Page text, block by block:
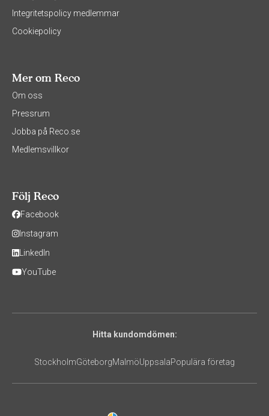
Integritetspolicy medlemmar
Cookiepolicy
Mer om Reco
Om oss
Pressrum
Jobba på Reco.se
Medlemsvillkor
Följ Reco
Facebook
Instagram
LinkedIn
YouTube
Hitta kundomdömen:
StockholmGöteborgMalmöUppsalaPopulära företag